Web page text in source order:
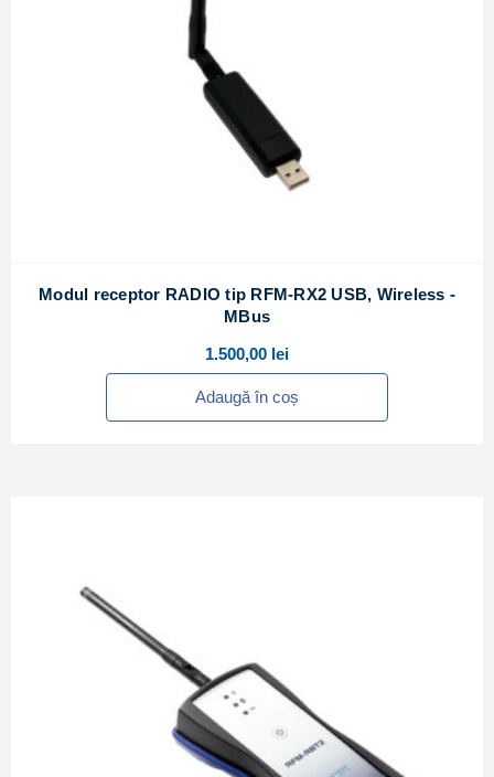
Modul receptor RADIO tip RFM-RX2 USB, Wireless -
MBus
1.500,00 lei
Adaugă în coș